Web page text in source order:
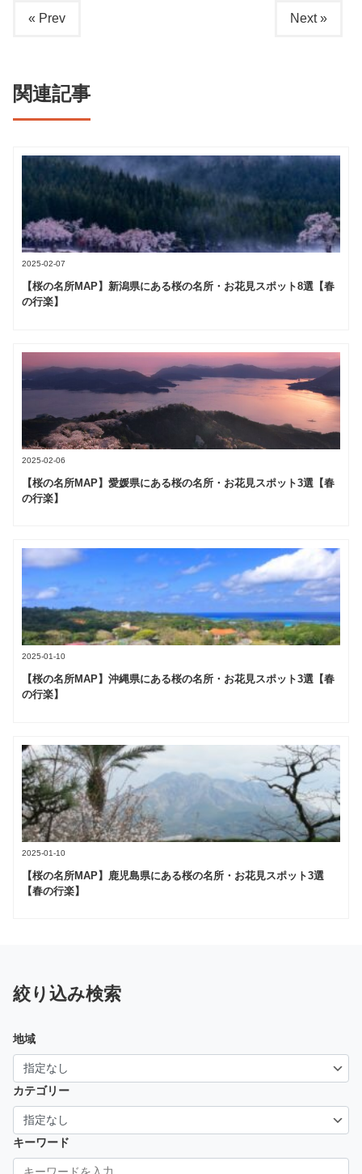
« Prev Next »
関連記事
2025-02-07
【桜の名所MAP】新潟県にある桜の名所・お花見スポット8選【春
の行楽】
2025-02-06
【桜の名所MAP】愛媛県にある桜の名所・お花見スポット3選【春
の行楽】
2025-01-10
【桜の名所MAP】沖縄県にある桜の名所・お花見スポット3選【春
の行楽】
2025-01-10
【桜の名所MAP】鹿児島県にある桜の名所・お花見スポット3選
【春の行楽】
絞り込み検索
地域
カテゴリー
キーワード